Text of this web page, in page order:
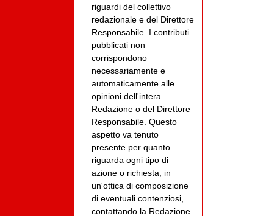
riguardi del collettivo
redazionale e del Direttore
Responsabile. I contributi
pubblicati non
corrispondono
necessariamente e
automaticamente alle
opinioni dell'intera
Redazione o del Direttore
Responsabile. Questo
aspetto va tenuto
presente per quanto
riguarda ogni tipo di
azione o richiesta, in
un'ottica di composizione
di eventuali contenziosi,
contattando la Redazione